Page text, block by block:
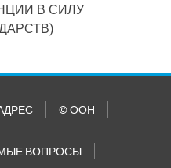
В СИЛУ
© ООН
ВОПРОСЫ